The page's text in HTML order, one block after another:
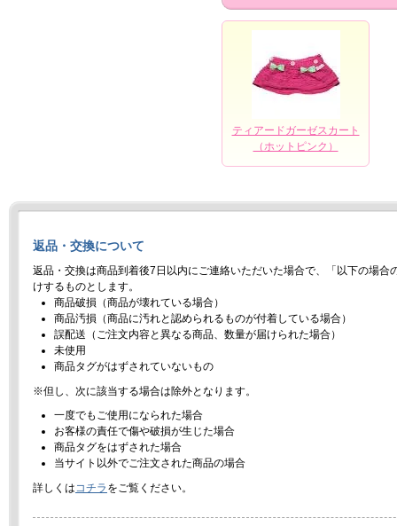
ティアードガーゼスカート
（ホットピンク）
返品・交換について
返品・交換は商品到着後7日以内にご連絡いただいた場合で、「以下の場合
けするものとします。
商品破損（商品が壊れている場合）
商品汚損（商品に汚れと認められるものが付着している場合）
誤配送（ご注文内容と異なる商品、数量が届けられた場合）
未使用
商品タグがはずされていないもの
※但し、次に該当する場合は除外となります。
一度でもご使用になられた場合
お客様の責任で傷や破損が生じた場合
商品タグをはずされた場合
当サイト以外でご注文された商品の場合
詳しくは コチラ をご覧ください。